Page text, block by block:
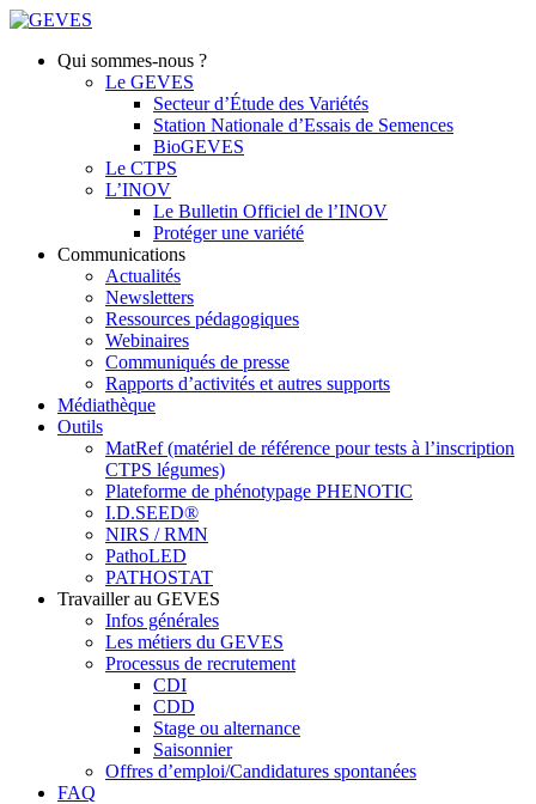
Qui sommes-nous ?
Le GEVES
Secteur d’Étude des Variétés
Station Nationale d’Essais de Semences
BioGEVES
Le CTPS
L’INOV
Le Bulletin Officiel de l’INOV
Protéger une variété
Communications
Actualités
Newsletters
Ressources pédagogiques
Webinaires
Communiqués de presse
Rapports d’activités et autres supports
Médiathèque
Outils
MatRef (matériel de référence pour tests à l’inscription
CTPS légumes)
Plateforme de phénotypage PHENOTIC
I.D.SEED®
NIRS / RMN
PathoLED
PATHOSTAT
Travailler au GEVES
Infos générales
Les métiers du GEVES
Processus de recrutement
CDI
CDD
Stage ou alternance
Saisonnier
Offres d’emploi/Candidatures spontanées
FAQ